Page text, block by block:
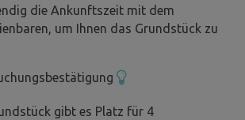
finden Sie:
befestigte Stellplätze für
auf denen Sie auch mit
finden
stehen Wasser- und
zur Verfügung (im Preis inbegriffen).
die Ankunftszeit mit dem
um Ihnen das Grundstück zu
gibt es Platz für 4